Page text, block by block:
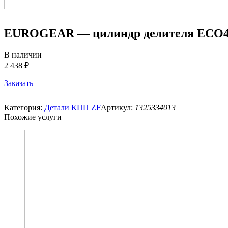
EUROGEAR — цилиндр делителя
В наличии
2 438 ₽
Заказать
Категория: Детали КПП ZFАртикул: 1325334013
Похожие услуги